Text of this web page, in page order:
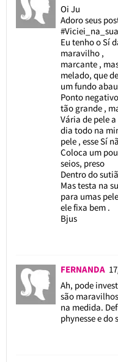
Oi Ju
Adoro seus
Eu tenho o Sí
maravilho ,
marcante ,
melado, que
um fundo
Ponto
tão grande ,
Vária de pele
dia todo na
pele , esse Sí
Coloca um
seios, preso
Dentro do
Mas testa na
para umas
ele fixa bem .
Bjus
FERNANDA
Ah, pode
são
na medida.
phynesse e do